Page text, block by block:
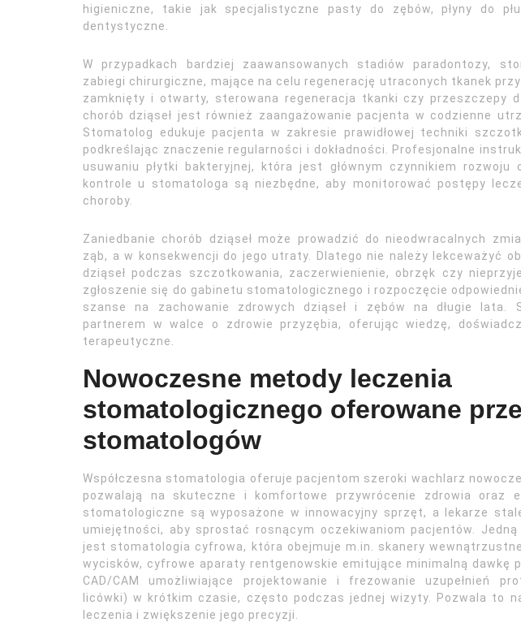
higieniczne, takie jak specjalistyczne pasty do zębów, płyny do
dentystyczne.
W przypadkach bardziej zaawansowanych stadiów paradontozy,
zabiegi chirurgiczne, mające na celu regenerację utraconych tkanek
zamknięty i otwarty, sterowana regeneracja tkanki czy przeszczepy
chorób dziąseł jest również zaangażowanie pacjenta w codzienne
Stomatolog edukuje pacjenta w zakresie prawidłowej techniki
podkreślając znaczenie regularności i dokładności. Profesjonalne
usuwaniu płytki bakteryjnej, która jest głównym czynnikiem rozwoju
kontrole u stomatologa są niezbędne, aby monitorować postępy
choroby.
Zaniedbanie chorób dziąseł może prowadzić do nieodwracalnych
ząb, a w konsekwencji do jego utraty. Dlatego nie należy lekceważyć
dziąseł podczas szczotkowania, zaczerwienienie, obrzęk czy
zgłoszenie się do gabinetu stomatologicznego i rozpoczęcie
szanse na zachowanie zdrowych dziąseł i zębów na długie lata.
partnerem w walce o zdrowie przyzębia, oferując wiedzę,
terapeutyczne.
Nowoczesne metody leczenia
stomatologicznego oferowane
stomatologów
Współczesna stomatologia oferuje pacjentom szeroki wachlarz
pozwalają na skuteczne i komfortowe przywrócenie zdrowia oraz
stomatologiczne są wyposażone w innowacyjny sprzęt, a lekarze
umiejętności, aby sprostać rosnącym oczekiwaniom pacjentów.
jest stomatologia cyfrowa, która obejmuje m.in. skanery
wycisków, cyfrowe aparaty rentgenowskie emitujące minimalną dawkę
CAD/CAM umożliwiające projektowanie i frezowanie uzupełnień
licówki) w krótkim czasie, często podczas jednej wizyty. Pozwala to
leczenia i zwiększenie jego precyzji.